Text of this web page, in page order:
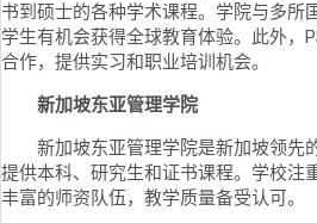
书到硕士的各种学术课程。学院与多所
学生有机会获得全球教育体验。此外，
合作，提供实习和职业培训机会。
新加坡东亚管理学院
新加坡东亚管理学院是新加坡领先的
提供本科、研究生和证书课程。学校注
丰富的师资队伍，教学质量备受认可。